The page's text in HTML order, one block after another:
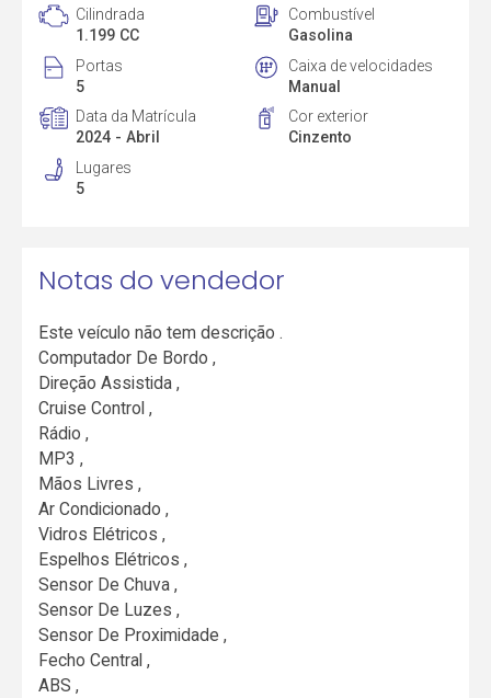
Cilindrada
1.199 CC
Combustível
Gasolina
Portas
5
Caixa de velocidades
Manual
Data da Matrícula
2024 - Abril
Cor exterior
Cinzento
Lugares
5
Notas do vendedor
Este veículo não tem descrição .
Computador De Bordo ,
Direção Assistida ,
Cruise Control ,
Rádio ,
MP3 ,
Mãos Livres ,
Ar Condicionado ,
Vidros Elétricos ,
Espelhos Elétricos ,
Sensor De Chuva ,
Sensor De Luzes ,
Sensor De Proximidade ,
Fecho Central ,
ABS ,